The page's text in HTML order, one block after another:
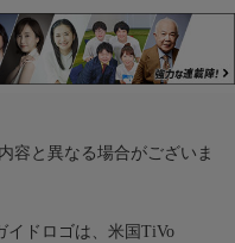
容と異なる場合がございま
イドロゴは、米国TiVo